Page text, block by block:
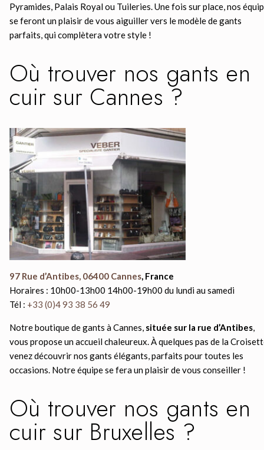
Pyramides, Palais Royal ou Tuileries. Une fois sur place, nos
se feront un plaisir de vous aiguiller vers le modèle de gants
parfaits, qui complètera votre style !
Où trouver nos gants en
cuir sur Cannes ?
97 Rue d’Antibes, 06400 Cannes, France
Horaires : 10h00-13h00 14h00-19h00 du lundi au samedi
Tél : +33 (0)4 93 38 56 49
Notre boutique de gants à Cannes, située sur la rue d’Antibes,
vous propose un accueil chaleureux. À quelques pas de la
venez découvrir nos gants élégants, parfaits pour toutes les
occasions. Notre équipe se fera un plaisir de vous conseiller !
Où trouver nos gants en
cuir sur Bruxelles ?